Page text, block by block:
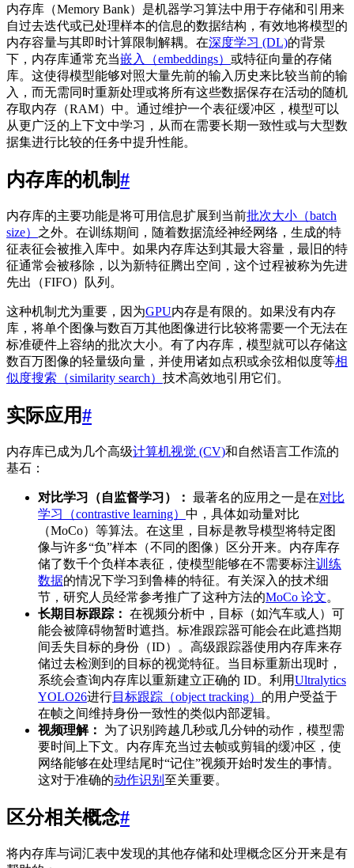
内存库（Memory Bank）是机器学习算法中用于存储和引用来
自过去迭代或已处理样本的信息的数据结构，有效地将模型的
内存容量与其即时计算限制解耦。在深度学习 (DL)的背景
下，内存库通常充当嵌入（embeddings） 或特征向量的存储
库。这使得模型能够对照大量先前的输入历史来比较当前的输
入，而无需同时重新处理或将所有这些数据保存在活动的随机
存取内存（RAM）中。通过维护一个表征缓冲区，模型可以
从更广泛的上下文中学习，从而在需要长期一致性或与大型数
据集进行比较的任务中提升性能。
内存库的机制#
内存库的主要功能是将可用信息扩展到当前批次大小（batch
size） 之外。在训练期间，随着数据流经神经网络，生成的特
征表征会被推入库中。如果内存库达到其最大容量，最旧的特
征通常会被移除，以为新特征腾出空间，这个过程被称为先进
先出（FIFO）队列。
这种机制尤为重要，因为GPU内存是有限的。如果没有内存
库，将单个图像与数百万其他图像进行比较将需要一个无法在
标准硬件上容纳的批次大小。有了内存库，模型就可以存储这
数百万图像的轻量级向量，并使用诸如点积或余弦相似度等相
似度搜索（similarity search） 技术高效地引用它们。
实际应用#
内存库已成为几个高级计算机视觉 (CV)和自然语言工作流的
基石：
对比学习（自监督学习）： 最著名的应用之一是在对比
学习（contrastive learning） 中，具体如动量对比
（MoCo）等算法。在这里，目标是教导模型将特定图
像与许多“负”样本（不同的图像）区分开来。内存库存
储了数千个负样本表征，使模型能够在不需要标注训练
数据的情况下学习到鲁棒的特征。有关深入的技术细
节，研究人员经常参考推广了这种方法的MoCo 论文。
长期目标跟踪： 在视频分析中，目标（如汽车或人）可
能会被障碍物暂时遮挡。标准跟踪器可能会在此遮挡期
间丢失目标的身份（ID）。高级跟踪器使用内存库来存
储过去检测到的目标的视觉特征。当目标重新出现时，
系统会查询内存库以重新建立正确的 ID。利用Ultralytics
YOLO26进行目标跟踪（object tracking） 的用户受益于
在帧之间维持身份一致性的类似内部逻辑。
视频理解：
为了识别跨越几秒或几分钟的动作，模型需
要时间上下文。内存库充当过去帧或剪辑的缓冲区，使
网络能够在处理结尾时“记住”视频开始时发生的事情。
这对于准确的动作识别 至关重要。
区分相关概念#
将内存库与词汇表中发现的其他存储和处理概念区分开来是有